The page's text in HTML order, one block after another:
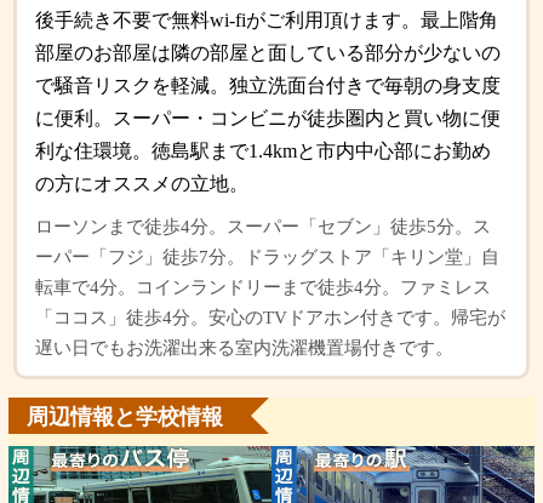
後手続き不要で無料wi-fiがご利用頂けます。最上階角
部屋のお部屋は隣の部屋と面している部分が少ないの
で騒音リスクを軽減。独立洗面台付きで毎朝の身支度
に便利。スーパー・コンビニが徒歩圏内と買い物に便
利な住環境。徳島駅まで1.4kmと市内中心部にお勤め
の方にオススメの立地。
ローソンまで徒歩4分。スーパー「セブン」徒歩5分。ス
ーパー「フジ」徒歩7分。ドラッグストア「キリン堂」自
転車で4分。コインランドリーまで徒歩4分。ファミレス
「ココス」徒歩4分。安心のTVドアホン付きです。帰宅が
遅い日でもお洗濯出来る室内洗濯機置場付きです。
周辺情報と学校情報